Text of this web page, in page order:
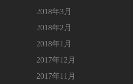
2018年3月
2018年2月
2018年1月
2017年12月
2017年11月